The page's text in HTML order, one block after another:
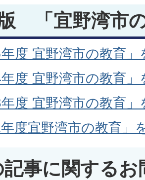
「宜野湾市
年度 宜野湾市の教育
年度 宜野湾市の教育
年度 宜野湾市の教育
年度宜野湾市の教育」
記事に関する